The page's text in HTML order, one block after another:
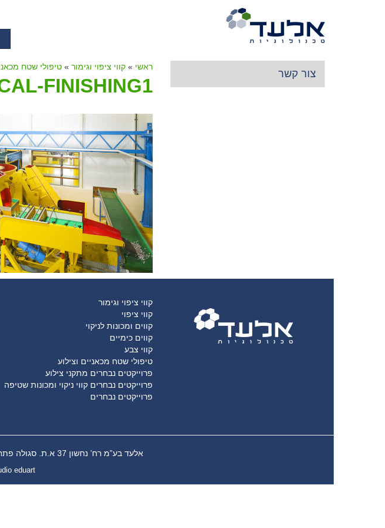
צור קשר
ראשי »קווי ציפוי וגימור »טיפולי שטח
FINISHING1
קווי ציפוי וגימור
קווי ציפוי
קווים ומכונות לניקוי
קווים כימיים
קווי צבע
טיפולי שטח מכאניים וצילוע
פרוייקטים נבחרים מתקני צילוע
פרוייקטים נבחרים קווי ניקוי ומכונות שטיפה
פרוייקטים נבחרים
אלעד בע”מ רח’ נחשון 37 א.ת. סגולה פתח תקווה טלפון: 03-7212777 פקס: 03-9721764
eduart